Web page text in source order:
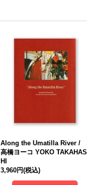
Along the Umatilla River /
高橋ヨーコ YOKO TAKAHAS
HI
3,960円(税込)